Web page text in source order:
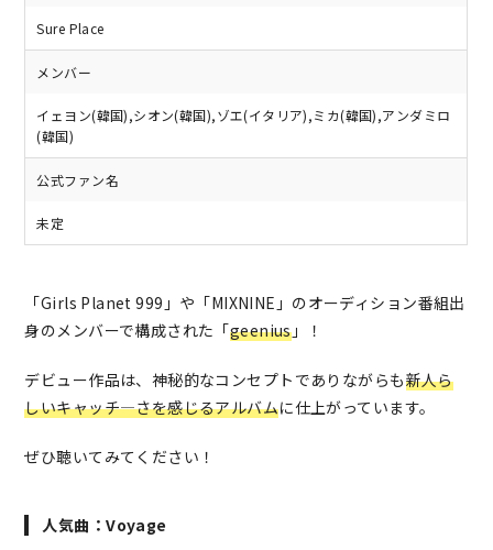
Sure Place
メンバー
イェヨン(韓国),シオン(韓国),ゾエ(イタリア),ミカ(韓国),アンダミロ
(韓国)
公式ファン名
未定
「Girls Planet 999」や「MIXNINE」のオーディション番組出
身のメンバーで構成された「geenius」！
デビュー作品は、神秘的なコンセプトでありながらも新人ら
しいキャッチ―さを感じるアルバムに仕上がっています。
ぜひ聴いてみてください！
人気曲：Voyage